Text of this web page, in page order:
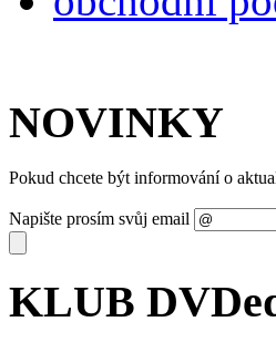
NOVINKY
Pokud chcete být informování o
Napište prosím svůj email
KLUB